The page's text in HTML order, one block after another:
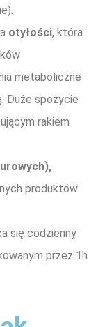
otyłości, która
metaboliczne
Duże spożycie
rakiem
produktów
się codzienny
przez 1h